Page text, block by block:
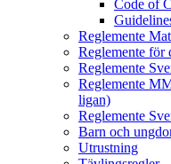
Code of
Reglemente
Reglemente för
Reglemente
Reglemente
ligan)
Reglemente
Barn och
Utrustning